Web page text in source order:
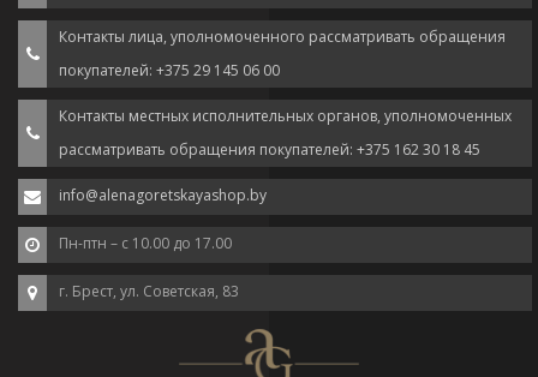
Контакты лица, уполномоченного рассматривать обращения
покупателей: +375 29 145 06 00
Контакты местных исполнительных органов, уполномоченных
рассматривать обращения покупателей: +375 162 30 18 45
info@alenagoretskayashop.by
Пн-птн – с 10.00 до 17.00
г. Брест, ул. Советская, 83